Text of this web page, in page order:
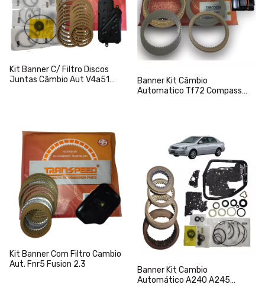
Kit Banner C/ Filtro Discos
Juntas Câmbio Aut V4a51
Banner Kit Câmbio
Automatico Tf72 Compass
Kit Banner Com Filtro Cambio
Aut. Fnr5 Fusion 2.3
Banner Kit Cambio
Automático A240 A245